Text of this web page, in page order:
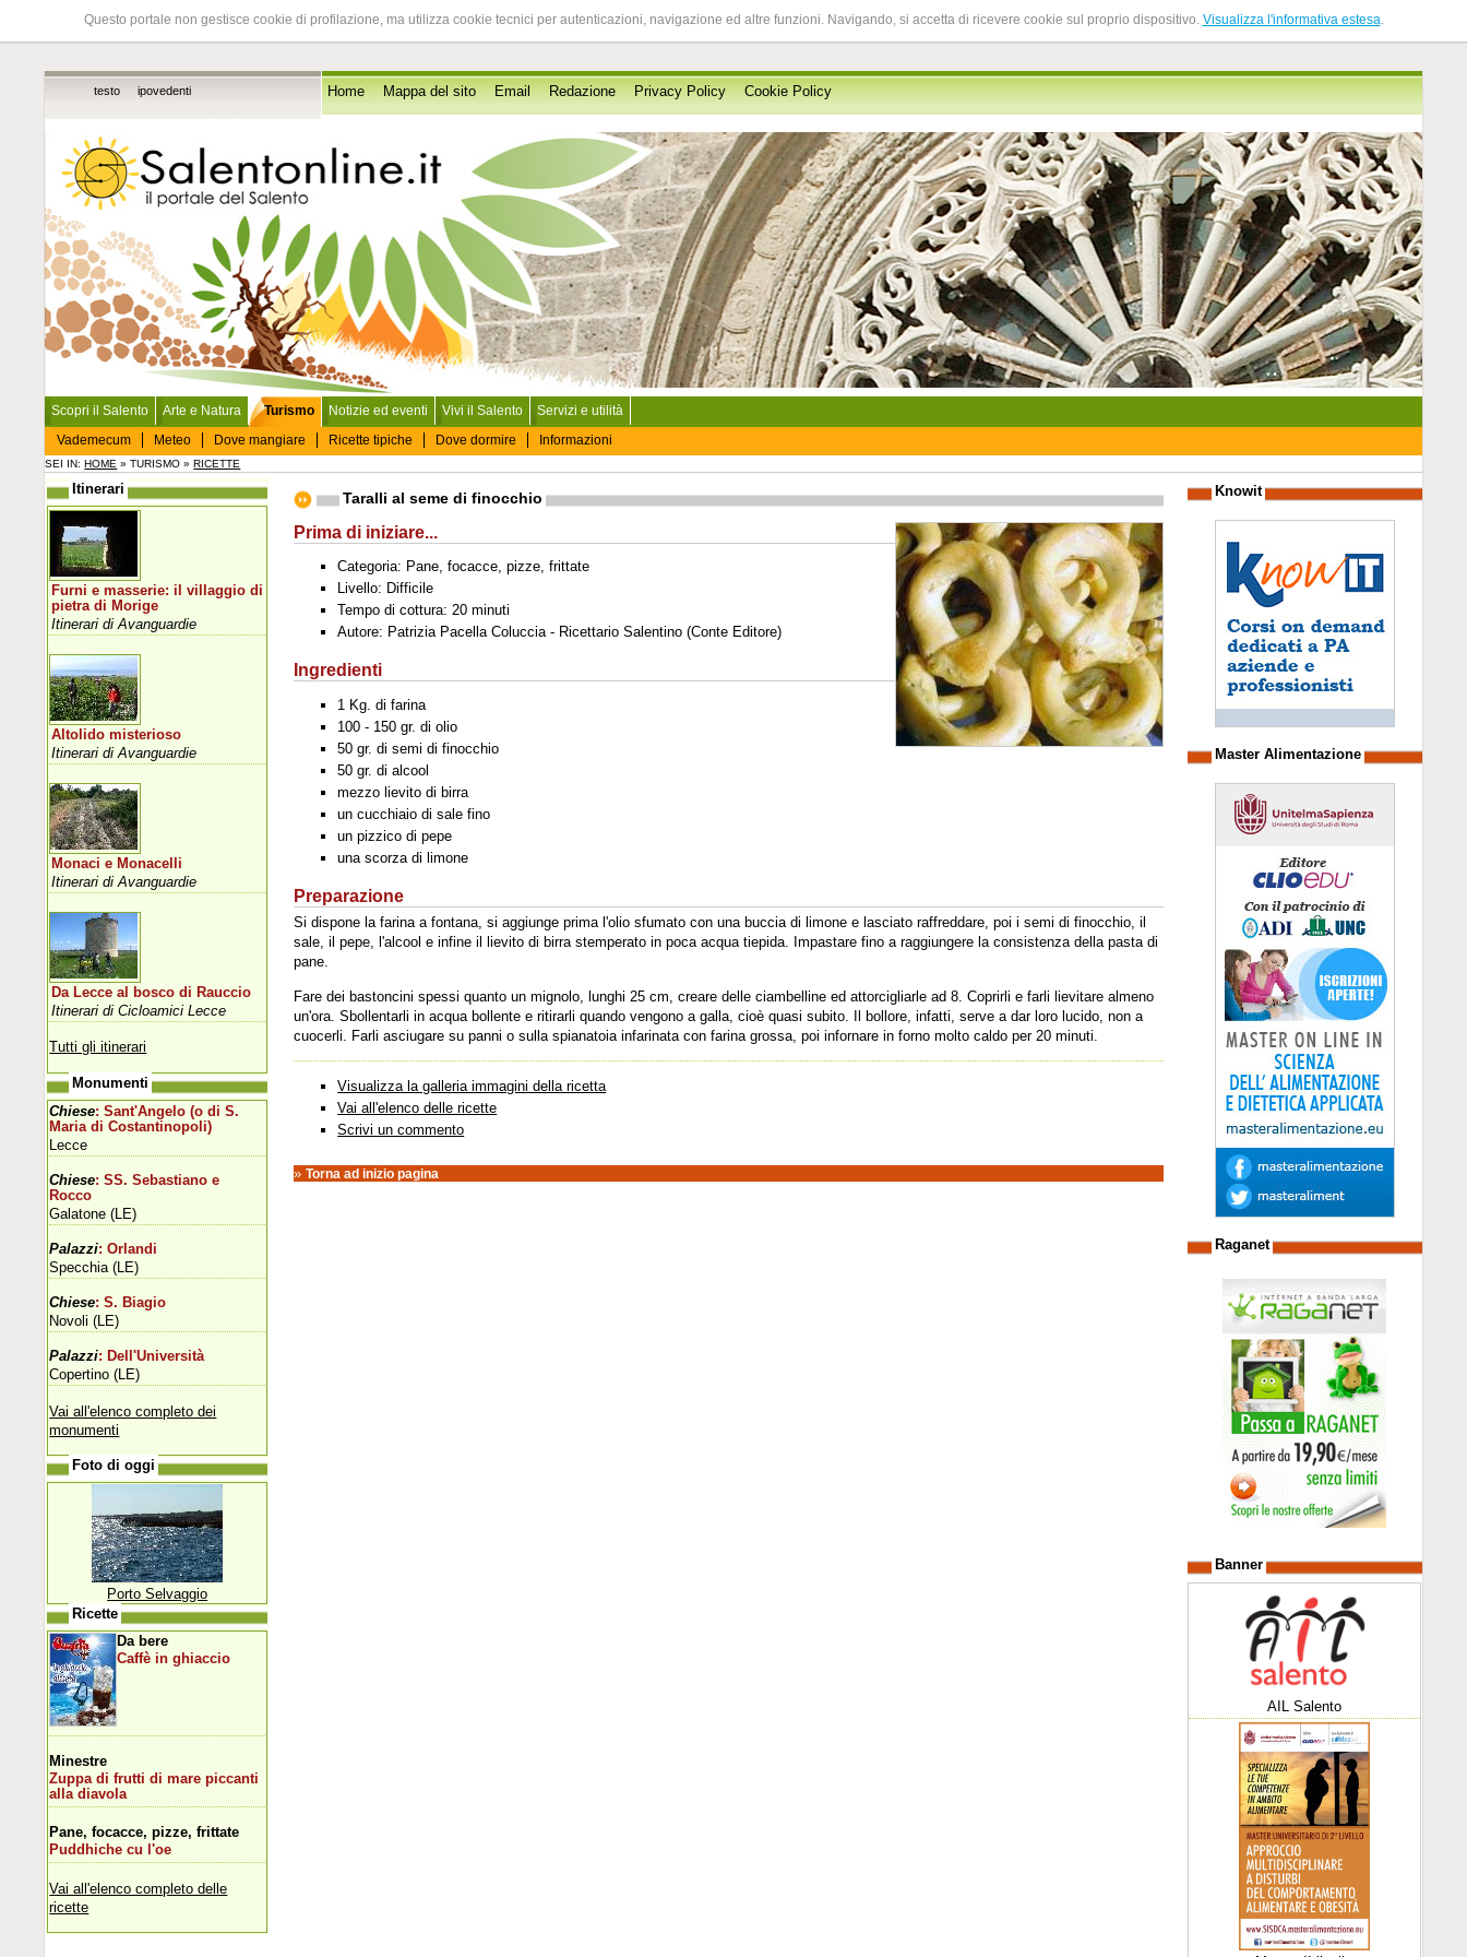
Questo portale non gestisce cookie di profilazione, ma utilizza cookie tecnici per autenticazioni, navigazione ed altre funzioni. Navigando, si accetta di ricevere cookie sul proprio dispositivo. Visualizza l'informativa estesa.
testo ipovedenti Home Mappa del sito Email Redazione Privacy Policy Cookie Policy
Scopri il Salento Arte e Natura
Turismo
Vademecum
Meteo Dove mangiare Ricette tipiche Dove dormire Informazioni
Notizie ed eventi Vivi il Salento Servizi e utilità
SEI IN:HOME » TURISMO »RICETTE
Taralli al seme di finocchio
Prima di iniziare...
Categoria: Pane, focacce, pizze, frittate
Livello: Difficile
Tempo di cottura: 20 minuti
Autore: Patrizia Pacella Coluccia - Ricettario Salentino (Conte Editore)
Ingredienti
1 Kg. di farina
100 - 150 gr. di olio
50 gr. di semi di finocchio
50 gr. di alcool
mezzo lievito di birra
un cucchiaio di sale fino
un pizzico di pepe
una scorza di limone
Preparazione
Si dispone la farina a fontana, si aggiunge prima l'olio sfumato con una buccia di limone e lasciato raffreddare, poi i semi di finocchio, il
sale, il pepe, l'alcool e infine il lievito di birra stemperato in poca acqua tiepida. Impastare fino a raggiungere la consistenza della pasta di
pane.
Fare dei bastoncini spessi quanto un mignolo, lunghi 25 cm, creare delle ciambelline ed attorcigliarle ad 8. Coprirli e farli lievitare almeno
un'ora. Sbollentarli in acqua bollente e ritirarli quando vengono a galla, cioè quasi subito. Il bollore, infatti, serve a dar loro lucido, non a
cuocerli. Farli asciugare su panni o sulla spianatoia infarinata con farina grossa, poi infornare in forno molto caldo per 20 minuti.
Visualizza la galleria immagini della ricetta
Vai all'elenco delle ricette
Scrivi un commento
»Torna ad inizio pagina
Itinerari
Furni e masserie: il villaggio di
pietra di Morige
Itinerari di Avanguardie
Altolido misterioso
Itinerari di Avanguardie
Monaci e Monacelli
Itinerari di Avanguardie
Da Lecce al bosco di Rauccio
Itinerari di Cicloamici Lecce
Tutti gli itinerari
Monumenti
Chiese: Sant'Angelo (o di S.
Maria di Costantinopoli)
Lecce
Chiese: SS. Sebastiano e
Rocco
Galatone (LE)
Palazzi: Orlandi
Specchia (LE)
Chiese: S. Biagio
Novoli (LE)
Palazzi: Dell'Università
Copertino (LE)
Vai all'elenco completo dei
monumenti
Foto di oggi
Porto Selvaggio
Ricette
Da bere
Caffè in ghiaccio
Minestre
Zuppa di frutti di mare piccanti
alla diavola
Pane, focacce, pizze, frittate
Puddhiche cu l'oe
Vai all'elenco completo delle
ricette
Knowit
Master Alimentazione
Raganet
Banner
AIL Salento